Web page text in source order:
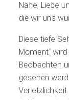
Nähe, Liebe
die wir uns
Diese tiefe
Moment“
Beobachten
gesehen